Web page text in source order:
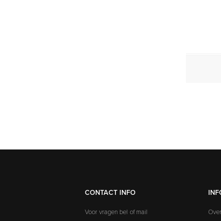
CONTACT INFO
Voor vragen bel of mail